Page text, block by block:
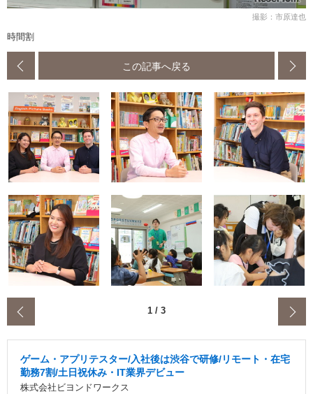
撮影：市原達也
時間割
この記事へ戻る
1 / 3
ゲーム・アプリテスター/入社後は渋谷で研修/リモート・在宅
勤務7割/土日祝休み・IT業界デビュー
株式会社ビヨンドワークス